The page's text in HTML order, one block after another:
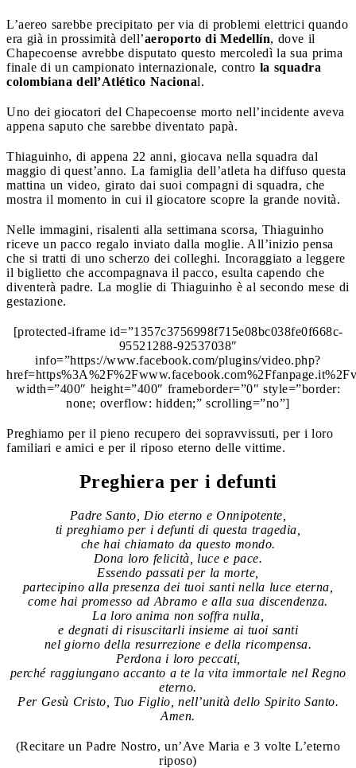
L’aereo sarebbe precipitato per via di problemi elettrici quando
era già in prossimità dell’aeroporto di Medellín, dove il
Chapecoense avrebbe disputato questo mercoledì la sua prima
finale di un campionato internazionale, contro la squadra
colombiana dell’Atlético Nacional.
Uno dei giocatori del Chapecoense morto nell’incidente aveva
appena saputo che sarebbe diventato papà.
Thiaguinho, di appena 22 anni, giocava nella squadra dal
maggio di quest’anno. La famiglia dell’atleta ha diffuso questa
mattina un video, girato dai suoi compagni di squadra, che
mostra il momento in cui il giocatore scopre la grande novità.
Nelle immagini, risalenti alla settimana scorsa, Thiaguinho
riceve un pacco regalo inviato dalla moglie. All’inizio pensa
che si tratti di uno scherzo dei colleghi. Incoraggiato a leggere
il biglietto che accompagnava il pacco, esulta capendo che
diventerà padre. La moglie di Thiaguinho è al secondo mese di
gestazione.
[protected-iframe id=”1357c3756998f715e08bc038fe0f668c-
95521288-92537038″
info=”https://www.facebook.com/plugins/video.php?
width=”400″ height=”400″ frameborder=”0″ style=”border:
none; overflow: hidden;” scrolling=”no”]
Preghiamo per il pieno recupero dei sopravvissuti, per i loro
familiari e amici e per il riposo eterno delle vittime.
Preghiera per i defunti
Padre Santo, Dio eterno e Onnipotente,
ti preghiamo per i defunti di questa tragedia,
che hai chiamato da questo mondo.
Dona loro felicità, luce e pace.
Essendo passati per la morte,
partecipino alla presenza dei tuoi santi nella luce eterna,
come hai promesso ad Abramo e alla sua discendenza.
La loro anima non soffra nulla,
e degnati di risuscitarli insieme ai tuoi santi
nel giorno della resurrezione e della ricompensa.
Perdona i loro peccati,
perché raggiungano accanto a te la vita immortale nel Regno
eterno.
Per Gesù Cristo, Tuo Figlio, nell’unità dello Spirito Santo.
Amen.
(Recitare un Padre Nostro, un’Ave Maria e 3 volte L’eterno
riposo)